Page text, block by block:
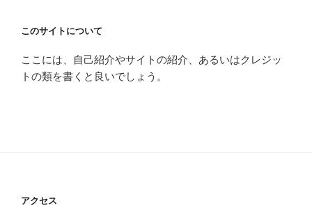
このサイトについて
ここには、自己紹介やサイトの紹介、あるいはクレジッ
トの類を書くと良いでしょう。
アクセス